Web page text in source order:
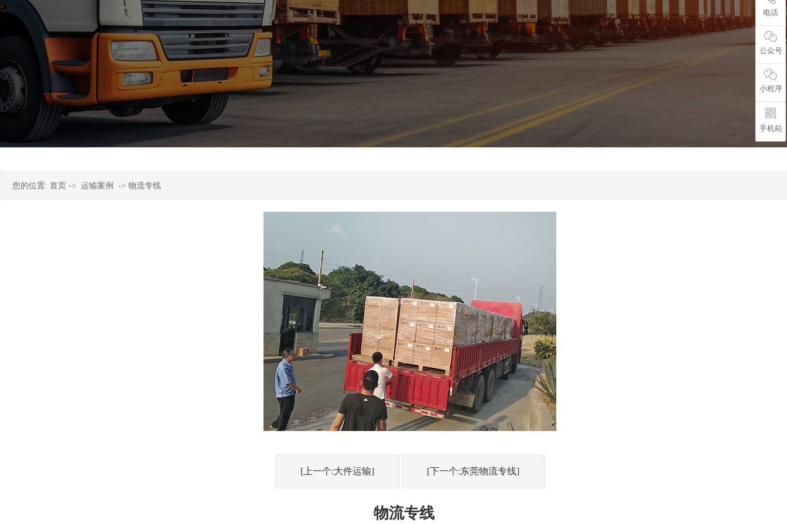
您的位置: 首页 -> 运输案例 -> 物流专线
[上一个:大件运输] [下一个:东莞物流专线]
物流专线
电话
公众号
小程序
手机站